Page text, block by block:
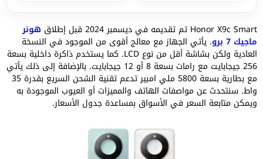
Honor X9c Smart تم تقديمه في ديسمبر 2024 قبل إطلاق هونر
ماجيك 7 برو . يأتي الجهاز مع معالج أقوى من الموجود في النسخة
العادية ولكن بشاشة أقل من نوع LCD. كما يستخدم ذاكرة داخلية بسعة
256 جيجابايت مع رامات بسعة 8 أو 12 جيجابايت. بالإضافة إلى ذلك يأتي
مع بطارية بسعة 5800 ملي امبير تدعم تقنية الشحن السريع بقدرة 35
واط. سنتحدث عن مواصفات الهاتف والمميزات أو العيوب الموجودة به
ويمكن متابعة السعر في الأسواق بمساعدة جدول الأسعار.